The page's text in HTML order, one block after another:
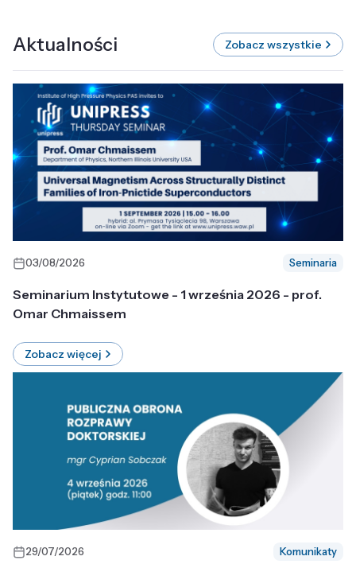
Aktualności Zobacz wszystkie
03/08/2026 Seminaria
Seminarium Instytutowe - 1 września 2026 - prof.
Omar Chmaissem
Zobacz więcej
29/07/2026 Komunikaty